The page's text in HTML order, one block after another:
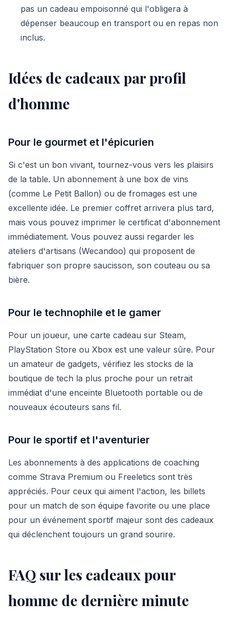
pas un cadeau empoisonné qui l'obligera à
dépenser beaucoup en transport ou en repas non
inclus.
Idées de cadeaux par profil
d'homme
Pour le gourmet et l'épicurien
Si c'est un bon vivant, tournez-vous vers les plaisirs
de la table. Un abonnement à une box de vins
(comme Le Petit Ballon) ou de fromages est une
excellente idée. Le premier coffret arrivera plus tard,
mais vous pouvez imprimer le certificat d'abonnement
immédiatement. Vous pouvez aussi regarder les
ateliers d'artisans (Wecandoo) qui proposent de
fabriquer son propre saucisson, son couteau ou sa
bière.
Pour le technophile et le gamer
Pour un joueur, une carte cadeau sur Steam,
PlayStation Store ou Xbox est une valeur sûre. Pour
un amateur de gadgets, vérifiez les stocks de la
boutique de tech la plus proche pour un retrait
immédiat d'une enceinte Bluetooth portable ou de
nouveaux écouteurs sans fil.
Pour le sportif et l'aventurier
Les abonnements à des applications de coaching
comme Strava Premium ou Freeletics sont très
appréciés. Pour ceux qui aiment l'action, les billets
pour un match de son équipe favorite ou une place
pour un événement sportif majeur sont des cadeaux
qui déclenchent toujours un grand sourire.
FAQ sur les cadeaux pour
homme de dernière minute